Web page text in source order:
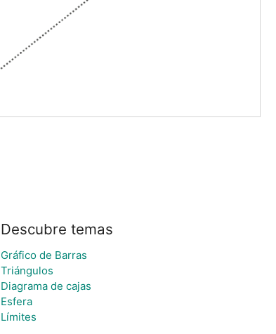
Descubre temas
Gráfico de Barras
Triángulos
Diagrama de cajas
Esfera
Límites